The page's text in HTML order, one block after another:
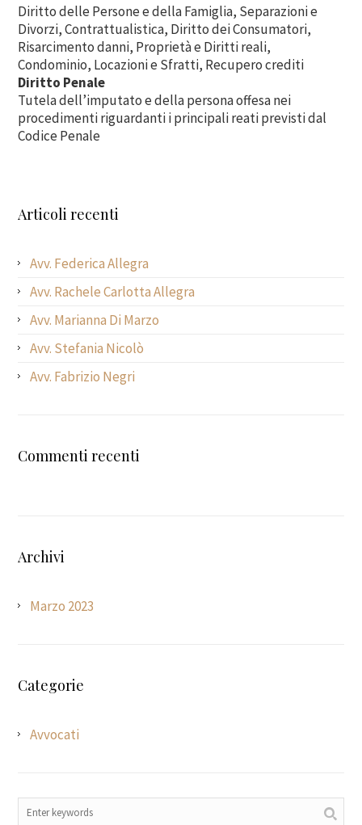
Diritto delle Persone e della Famiglia, Separazioni e
Divorzi, Contrattualistica, Diritto dei Consumatori,
Risarcimento danni, Proprietà e Diritti reali,
Condominio, Locazioni e Sfratti, Recupero crediti
Diritto Penale
Tutela dell’imputato e della persona offesa nei
procedimenti riguardanti i principali reati previsti dal
Codice Penale
Articoli recenti
Avv. Federica Allegra
Avv. Rachele Carlotta Allegra
Avv. Marianna Di Marzo
Avv. Stefania Nicolò
Avv. Fabrizio Negri
Commenti recenti
Archivi
Marzo 2023
Categorie
Avvocati